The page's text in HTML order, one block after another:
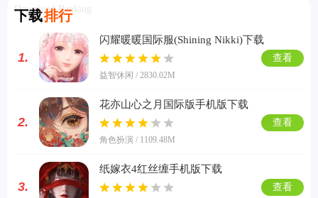
下载排行
Download Ranking
1.
闪耀暖暖国际服(Shining Nikki)下载
益智休闲 / 2830.02M
查看
2.
花亦山心之月国际版手机版下载
角色扮演 / 1109.48M
查看
3.
纸嫁衣4红丝缠手机版下载
查看